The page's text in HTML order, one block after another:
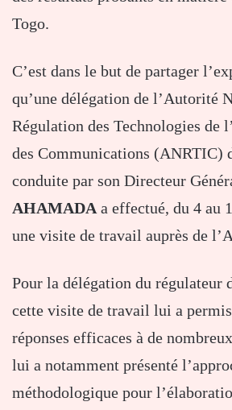
Togo.
C’est dans le but de partager
qu’une délégation de l’Autorité
Régulation des Technologies de
des Communications (ANRTIC)
conduite par son Directeur
AHAMADA a effectué, du 4 au
une visite de travail auprès de
Pour la délégation du régulateur
cette visite de travail lui a permis
réponses efficaces à de
lui a notamment présenté
méthodologique pour